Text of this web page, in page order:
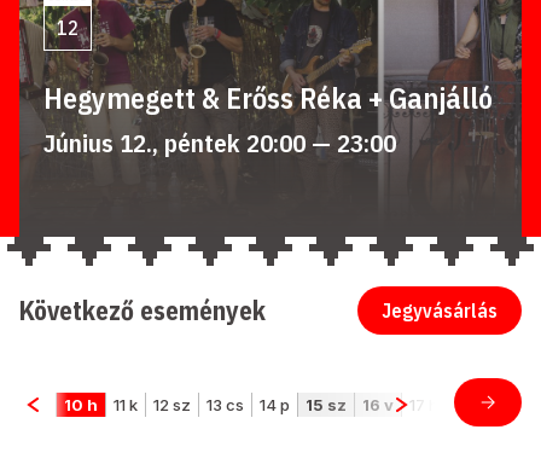
12
Hegymegett & Erőss Réka + Ganjálló
Június 12., péntek 20:00 — 23:00
Jegyvásárlás
Következő események